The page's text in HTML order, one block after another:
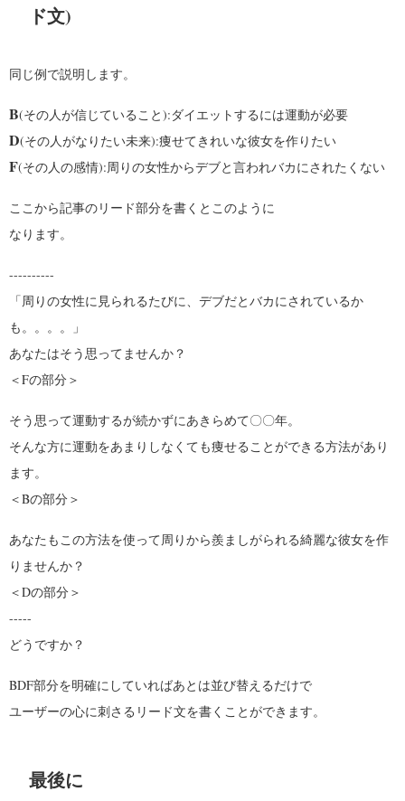
ド文)
同じ例で説明します。
B(その人が信じていること):ダイエットするには運動が必要
D(その人がなりたい未来):痩せてきれいな彼女を作りたい
F(その人の感情):周りの女性からデブと言われバカにされたくない
ここから記事のリード部分を書くとこのように
なります。
----------
「周りの女性に見られるたびに、デブだとバカにされているか
も。。。。」
あなたはそう思ってませんか？
＜Fの部分＞
そう思って運動するが続かずにあきらめて〇〇年。
そんな方に運動をあまりしなくても痩せることができる方法があり
ます。
＜Bの部分＞
あなたもこの方法を使って周りから羨ましがられる綺麗な彼女を作
りませんか？
＜Dの部分＞
-----
どうですか？
BDF部分を明確にしていればあとは並び替えるだけで
ユーザーの心に刺さるリード文を書くことができます。
最後に